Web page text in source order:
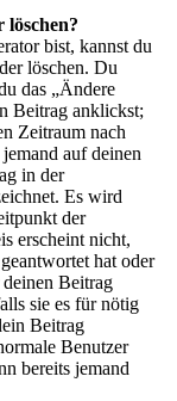
löschen?
bist, kannst du
löschen. Du
das „Ändere
Beitrag anklickst;
Zeitraum nach
auf deinen
in der
Es wird
der
erscheint nicht,
hat oder
Beitrag
sie es für nötig
Beitrag
Benutzer
bereits jemand